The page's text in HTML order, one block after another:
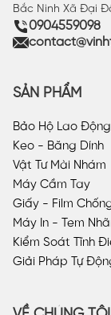
Bắc Ninh Xã Đại
0904559098
SẢN PHẨM
Bảo Hộ Lao Động
Keo - Băng Dính
Vật Tư Mài Nhám
Máy Cầm Tay
Giấy - Film
Máy In - Tem
Kiểm Soát Tĩnh
Giải Pháp Tự